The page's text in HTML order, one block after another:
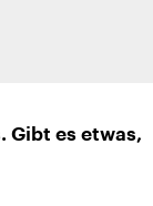
Gibt es etwas,